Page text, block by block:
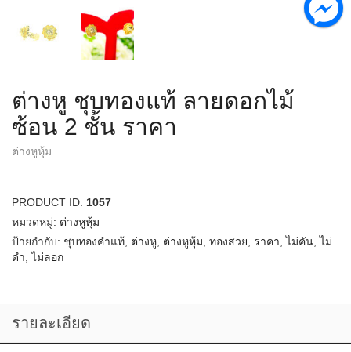
ต่างหู ชุบทองแท้ ลายดอกไม้
ซ้อน 2 ชั้น ราคา
ต่างหูหุ้ม
PRODUCT ID: 1057
หมวดหมู่: ต่างหูหุ้ม
ป้ายกำกับ: ชุบทองคำแท้, ต่างหู, ต่างหูหุ้ม, ทองสวย, ราคา,ไม่คัน,ไม่
ดำ,ไม่ลอก
รายละเอียด